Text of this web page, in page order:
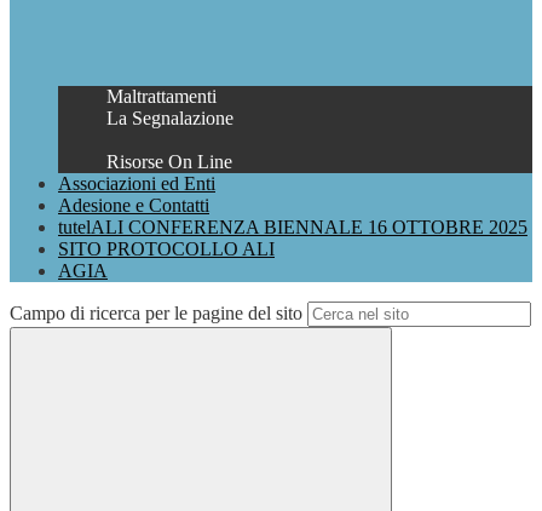
Maltrattamenti
La Segnalazione
Risorse On Line
Associazioni ed Enti
Adesione e Contatti
tutelALI CONFERENZA BIENNALE 16 OTTOBRE 2025
SITO PROTOCOLLO ALI
AGIA
Campo di ricerca per le pagine del sito